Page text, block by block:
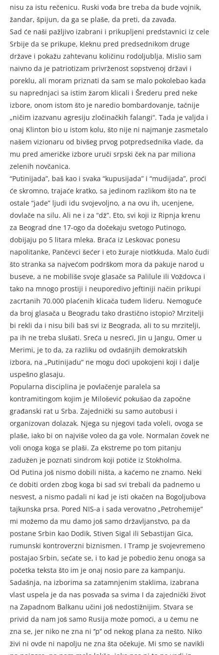
nisu za istu rečenicu. Ruski vođa bre treba da bude vojnik,
žandar, špijun, da ga se plaše, da preti, da zavađa.
Sad će naši pažljivo izabrani i prikupljeni predstavnici iz cele
Srbije da se prikupe, kleknu pred predsednikom druge
države i pokažu zahtevanu količinu rodoljublja. Mislio sam
naivno da je patriotizam privrženost sopstvenoj državi i
poreklu, ali moram priznati da sam se malo pokolebao kada
su naprednjaci sa istim žarom klicali i Šrederu pred neke
izbore, onom istom što je naredio bombardovanje, tačnije
„ničim izazvanu agresiju zločinačkih falangi“. Tada je valjda i
onaj Klinton bio u istom kolu, što nije ni najmanje zasmetalo
našem vizionaru od bivšeg prvog potpredsednika vlade, da
mu pred američke izbore uruči srpski ček na par miliona
zelenih novčanica.
“Putinijada”, baš kao i svaka “kupusijada” i “mudijada”, proći
će skromno, trajaće kratko, sa jedinom razlikom što na te
ostale “jade” ljudi idu svojevoljno, a na ovu ih, ucenjene,
dovlače na silu. Ali ne i za “dž”. Eto, svi koji iz Ripnja krenu
za Beograd dne 17-ogo da dočekaju svetogo Putinogo,
dobijaju po 5 litara mleka. Braća iz Leskovac ponesu
napolitanke, Pančevci šećer i eto žuraje niotkkuda. Malo čudi
što stranka sa najvećom podrškom mora da pakuje narod u
buseve, a ne mobiliše svoje glasače sa Palilule ili Voždovca i
tako na mnogo prostiji i neuporedivo jeftiniji način prikupi
zacrtanih 70.000 plaćenih klicača tuđem lideru. Nemoguće
da broj glasača u Beogradu tako drastično istopio? Mrzitelji
bi rekli da i nisu bili baš svi iz Beograda, ali to su mrzitelji,
pa ih ne treba slušati. Sreća u nesreći, Jin u Jangu, Omer u
Merimi, je to da, za razliku od ovdašnjih demokratskih
izbora, na „Putinijadu“ ne mogu doći upokojeni koji i dalje
uspešno glasaju.
Popularna disciplina je povlačenje paralela sa
kontramitingom kojim je Milošević pokušao da započne
građanski rat u Srba. Zajednički su samo autobusi i
organizovan dolazak. Njega su njegovi tada voleli, ovoga se
plaše, iako bi on najviše voleo da ga vole. Normalan čovek ne
voli onoga koga se plaši. Za ekstreme po tom pitanju
zadužen je poznati sindrom koji potiče iz Stokholma.
Od Putina još nismo dobili ništa, a kaćemo ne znamo. Neki
će dobiti orden zbog koga bi sad svi trebali da padnemo u
nesvest, a nismo padali ni kad je isti okačen na Bogoljubova
tajkunska prsa. Pored NIS-a i sada verovatno „Petrohemije“
mi možemo da mu damo još samo državljanstvo, pa da
postane Srbin kao Dodik, Stiven Sigal ili Sebastijan Gica,
rumunski kontroverzni biznismen. I Tramp je svojevremeno
postajao Srbin, sećate se, i to kad je pobedio ženu onoga sa
početka teksta što im je onaj nosio pare za kampanju.
Sadašnja, na izborima sa zatamnjenim staklima, izabrana
vlast uspela je da nas posvađa sa svima I da zajednički život
na Zapadnom Balkanu učini još nedostižnijim. Stvara se
privid da nam još samo Rusija može pomoći, a u čemu ne
zna se, jer niko ne zna ni ‘’p’’ od nekog plana za nešto. Niko
živi ni ovde ni napolju ne zna šta očekuje. Mi smo se navikli